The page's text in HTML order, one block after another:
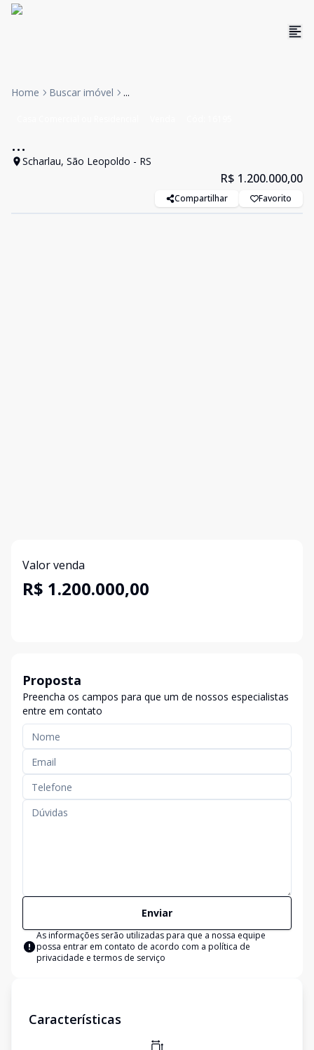
Home Buscar imóvel ...
...
Scharlau, São Leopoldo - RS
R$ 1.200.000,00
Compartilhar Favorito
Valor venda
R$ 1.200.000,00
Proposta
Preencha os campos para que um de nossos especialistas
entre em contato
Enviar
As informações serão utilizadas para que a nossa equipe
possa entrar em contato de acordo com a política de
privacidade e termos de serviço
Características